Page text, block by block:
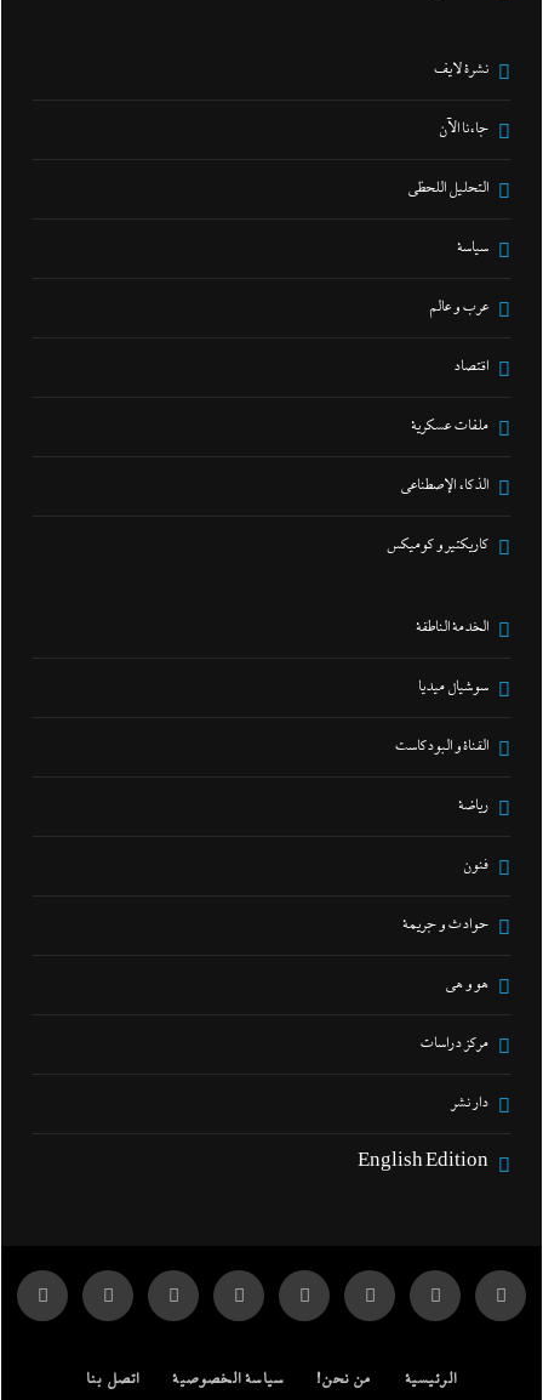
نشرة لايف
جاءنا الآن
التحليل اللحظي
سياسة
عرب و عالم
اقتصاد
ملفات عسكرية
الذكاء الإصطناعي
كاريكتير و كوميكس
الخدمة الناطقة
سوشيال ميديا
القناة و البودكاست
رياضة
فنون
حوادث و جريمة
هو و هي
مركز دراسات
دار نشر
English Edition
الرئيسية من نحن! سياسة الخصوصية اتصل بنا